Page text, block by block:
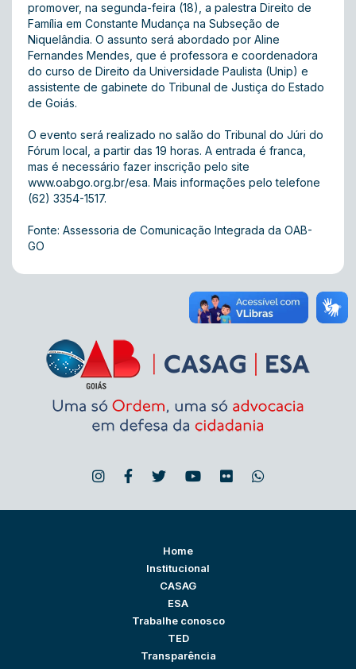
promover, na segunda-feira (18), a palestra Direito de
Família em Constante Mudança na Subseção de
Niquelândia. O assunto será abordado por Aline
Fernandes Mendes, que é professora e coordenadora
do curso de Direito da Universidade Paulista (Unip) e
assistente de gabinete do Tribunal de Justiça do Estado
de Goiás.
O evento será realizado no salão do Tribunal do Júri do
Fórum local, a partir das 19 horas. A entrada é franca,
mas é necessário fazer inscrição pelo site
www.oabgo.org.br/esa. Mais informações pelo telefone
(62) 3354-1517.
Fonte: Assessoria de Comunicação Integrada da OAB-
GO
Home
Institucional
CASAG
ESA
Trabalhe conosco
TED
Transparência